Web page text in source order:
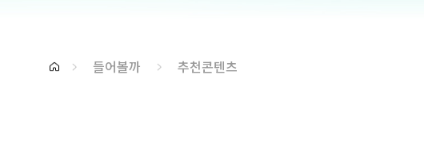
들어볼까 추천콘텐츠